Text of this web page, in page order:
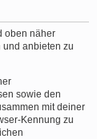
oben näher
anbieten zu
sowie den
mit deiner
Kennung zu